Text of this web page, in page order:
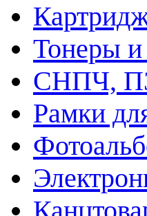
Тонеры
СНПЧ,
Рамки